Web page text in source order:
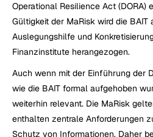
Operational Resilience Act (DORA)
Gültigkeit der MaRisk wird die BAIT
Auslegungshilfe und
Finanzinstitute herangezogen.
Auch wenn mit der Einführung der
wie die BAIT formal aufgehoben
weiterhin relevant. Die MaRisk
enthalten zentrale Anforderungen
Schutz von Informationen. Daher